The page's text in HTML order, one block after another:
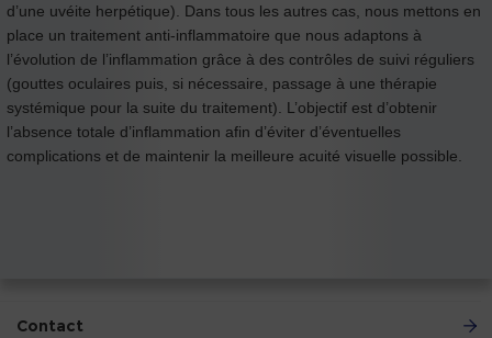
d’une uvéite herpétique). Dans tous les autres cas, nous mettons en
place un traitement anti-inflammatoire que nous adaptons à
l’évolution de l’inflammation grâce à des contrôles de suivi réguliers
(gouttes oculaires puis, si nécessaire, passage à une thérapie
systémique pour la suite du traitement). L’objectif est d’obtenir
l’absence totale d’inflammation afin d’éviter d’éventuelles
complications et de maintenir la meilleure acuité visuelle possible.
Contact